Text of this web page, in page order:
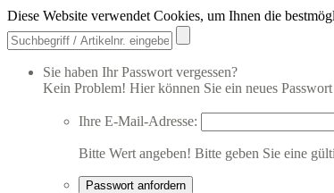
Diese Website verwendet Cookies, um Ihnen die
Sie haben Ihr Passwort vergessen?
Kein Problem! Hier können Sie ein neues
Ihre E-Mail-Adresse:
Bitte Wert angeben! Bitte geben Sie eine
Passwort anfordern